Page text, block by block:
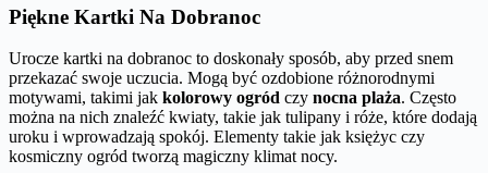
Piękne Kartki Na Dobranoc
Urocze kartki na dobranoc to doskonały sposób, aby przed snem
przekazać swoje uczucia. Mogą być ozdobione różnorodnymi
motywami, takimi jak kolorowy ogród czy nocna plaża. Często
można na nich znaleźć kwiaty, takie jak tulipany i róże, które dodają
uroku i wprowadzają spokój. Elementy takie jak księżyc czy
kosmiczny ogród tworzą magiczny klimat nocy.